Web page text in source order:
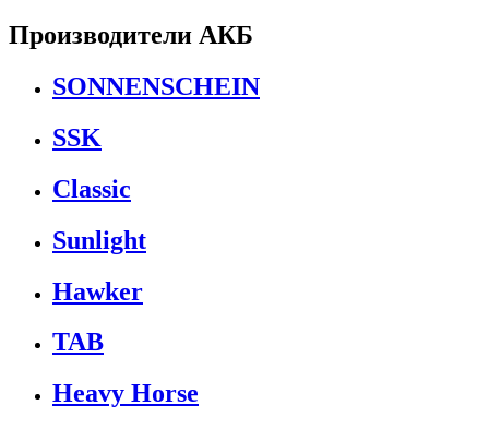
Производители АКБ
SONNENSCHEIN
SSK
Classic
Sunlight
Hawker
TAB
Heavy Horse